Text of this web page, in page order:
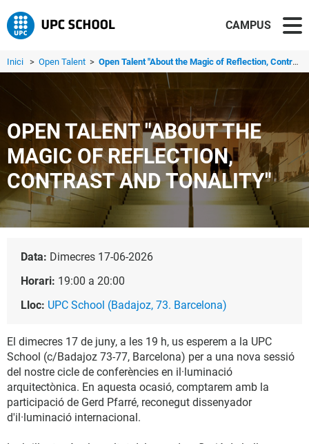
CAMPUS
Inici > Open Talent > Open Talent "About the Magic of Reflection, Contrast and ...
OPEN TALENT "ABOUT THE
MAGIC OF REFLECTION,
CONTRAST AND TONALITY"
Data: Dimecres 17-06-2026
Horari: 19:00 a 20:00
Lloc: UPC School (Badajoz, 73. Barcelona)
El dimecres 17 de juny, a les 19 h, us esperem a la UPC
School (c/Badajoz 73-77, Barcelona) per a una nova sessió
del nostre cicle de conferències en il·luminació
arquitectònica. En aquesta ocasió, comptarem amb la
participació de Gerd Pfarré, reconegut dissenyador
d'il·luminació internacional.